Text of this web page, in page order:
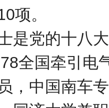
项。
是党的十八
全国牵引电
，中国南车